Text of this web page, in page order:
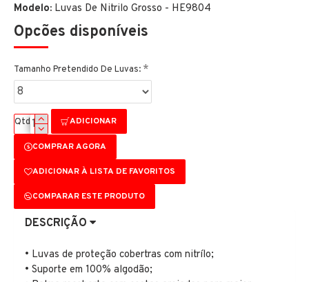
Modelo: Luvas De Nitrilo Grosso - HE9804
Opcões disponíveis
Tamanho Pretendido De Luvas:
Qtd ADICIONAR
COMPRAR AGORA
ADICIONAR À LISTA DE FAVORITOS
COMPARAR ESTE PRODUTO
DESCRIÇÃO
• Luvas de proteção cobertras com nitrílo;
• Suporte em 100% algodão;